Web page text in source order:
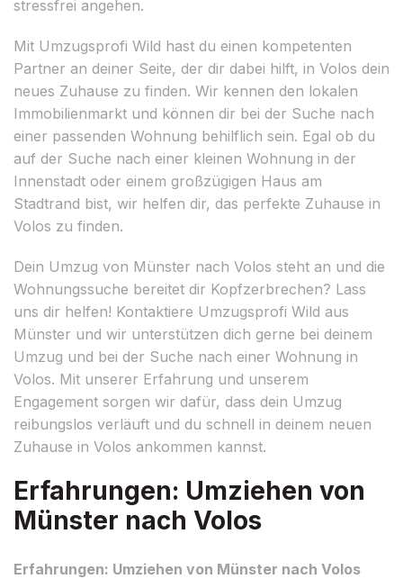
stressfrei angehen.
Mit Umzugsprofi Wild hast du einen kompetenten
Partner an deiner Seite, der dir dabei hilft, in Volos dein
neues Zuhause zu finden. Wir kennen den lokalen
Immobilienmarkt und können dir bei der Suche nach
einer passenden Wohnung behilflich sein. Egal ob du
auf der Suche nach einer kleinen Wohnung in der
Innenstadt oder einem großzügigen Haus am
Stadtrand bist, wir helfen dir, das perfekte Zuhause in
Volos zu finden.
Dein Umzug von Münster nach Volos steht an und die
Wohnungssuche bereitet dir Kopfzerbrechen? Lass
uns dir helfen! Kontaktiere Umzugsprofi Wild aus
Münster und wir unterstützen dich gerne bei deinem
Umzug und bei der Suche nach einer Wohnung in
Volos. Mit unserer Erfahrung und unserem
Engagement sorgen wir dafür, dass dein Umzug
reibungslos verläuft und du schnell in deinem neuen
Zuhause in Volos ankommen kannst.
Erfahrungen: Umziehen von
Münster nach Volos
Erfahrungen: Umziehen von Münster nach Volos